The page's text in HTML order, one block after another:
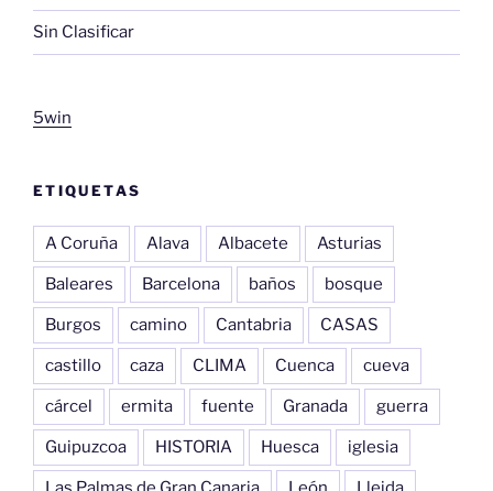
Sin Clasificar
5win
ETIQUETAS
A Coruña Alava Albacete Asturias
Baleares Barcelona baños bosque
Burgos camino Cantabria CASAS
castillo caza CLIMA Cuenca cueva
cárcel ermita fuente Granada guerra
Guipuzcoa HISTORIA Huesca iglesia